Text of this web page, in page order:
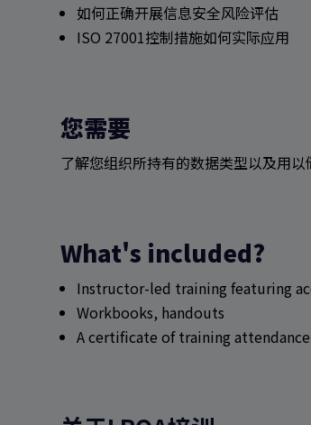
如何正确开展信息安全风险评估
ISO 27001控制措施如何实际应用
您需要
了解您组织所持有的数据类型以及用以
What's included?
Instructor-led training featuring
Workbooks, handouts
A certificate of training